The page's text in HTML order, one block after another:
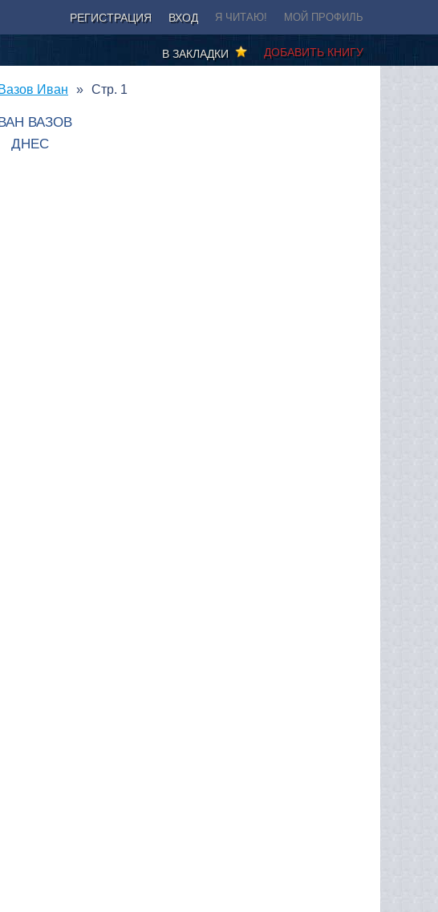
РЕГИСТРАЦИЯ ВХОД Я ЧИТАЮ! МОЙ ПРОФИЛЬ
ДОБАВИТЬ КНИГУ
В ЗАКЛАДКИ
Иван Стр. 1
ВАЗОВ
ДНЕС